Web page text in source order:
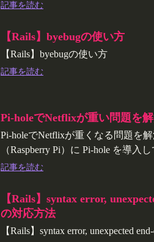
記事を読む
【Rails】byebugの使い方
【Rails】byebugの使い方
記事を読む
Pi-holeでNetflixが重い問題を
Pi-holeでNetflixが重くなる問題を
（Raspberry Pi）に Pi-hole を導入
記事を読む
【Rails】syntax error,
の対応方法
【Rails】syntax error, unexpected